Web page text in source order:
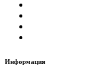
Информация